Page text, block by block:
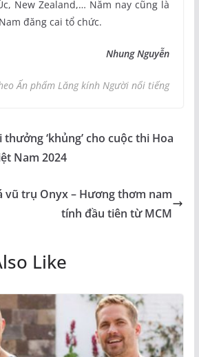
New Zealand,… Năm nay cũng là
đăng cai tổ chức.
Nhung Nguyễn
Ấn phẩm Lăng kính Người nổi tiếng
thưởng ‘khủng’ cho cuộc thi Hoa
Nam 2024
vũ trụ Onyx – Hương thơm nam
tính đầu tiên từ MCM
Like